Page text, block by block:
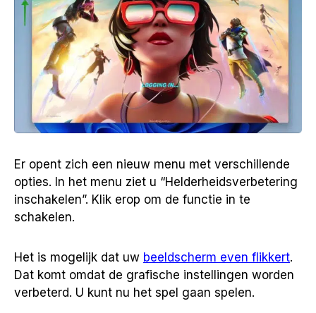
Er opent zich een nieuw menu met verschillende
opties. In het menu ziet u “Helderheidsverbetering
inschakelen”. Klik erop om de functie in te
schakelen.
Het is mogelijk dat uw beeldscherm even flikkert.
Dat komt omdat de grafische instellingen worden
verbeterd. U kunt nu het spel gaan spelen.